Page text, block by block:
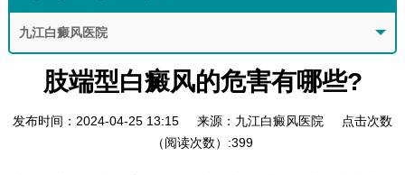
九江白癜风医院
肢端型白癜风的危害有哪些?
发布时间：2024-04-25 13:15 来源：九江白癜风医院
点击次数
（阅读次数）:399